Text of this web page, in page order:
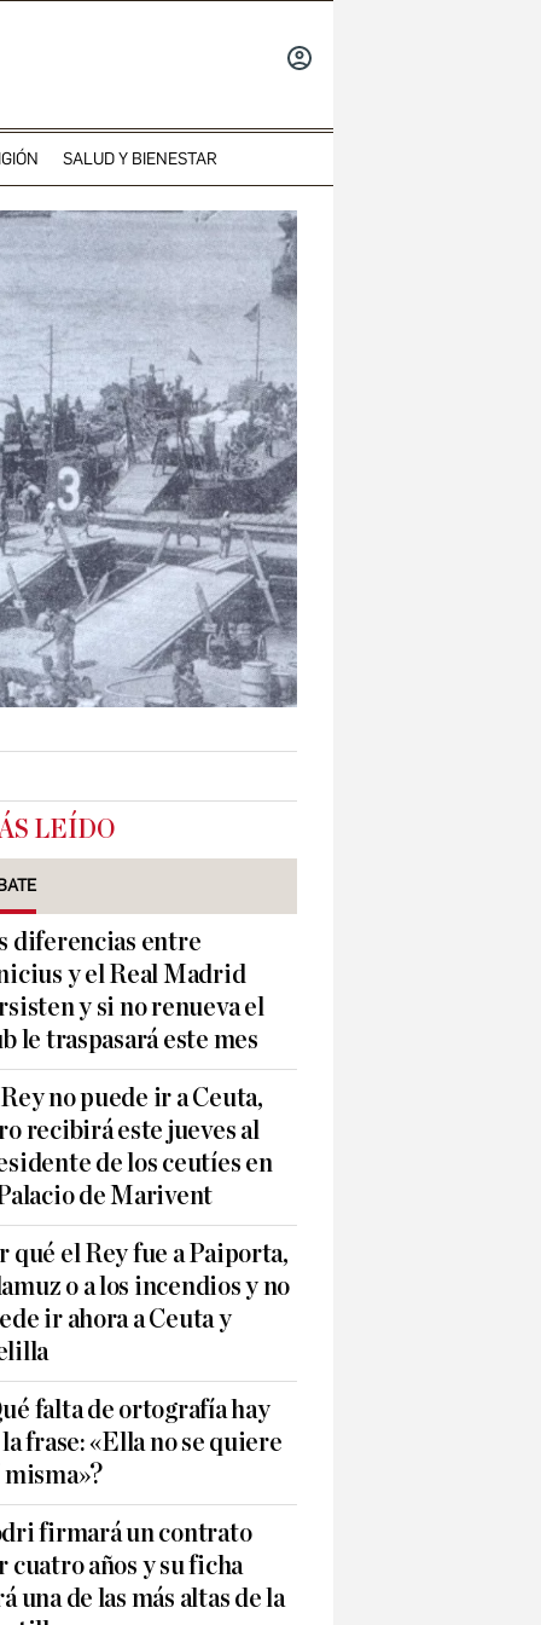
SALUD Y BIENESTAR
LEÍDO
diferencias entre
y el Real Madrid
y si no renueva el
le traspasará este mes
no puede ir a Ceuta,
recibirá este jueves al
de los ceutíes en
de Marivent
qué el Rey fue a Paiporta,
o a los incendios y no
ir ahora a Ceuta y
falta de ortografía hay
frase: «Ella no se quiere
misma»?
firmará un contrato
cuatro años y su ficha
una de las más altas de la